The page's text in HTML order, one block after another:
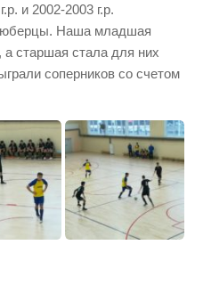
и 2002-2003 г.р.
Наша младшая
, а старшая стала для них
соперников со счетом